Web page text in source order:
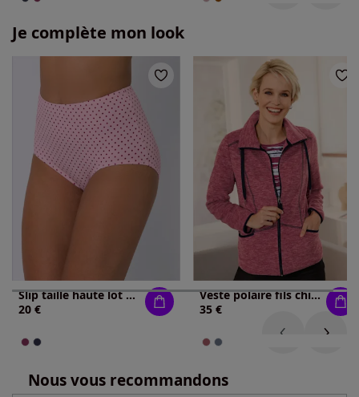
Je complète mon look
Slip taille haute lot de (3 pièces)
20 €
Veste polaire fils chinés
35 €
Nous vous recommandons